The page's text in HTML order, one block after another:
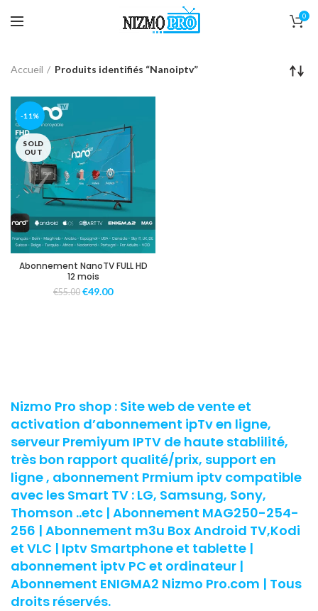
0
Accueil Produits identifiés “Nanoiptv”
-11%
SOLD
OUT
Abonnement NanoTV FULL HD
12 mois
€55.00 €49.00
Nizmo Pro shop : Site web de vente et
activation d’abonnement ipTv en ligne,
serveur Premiyum IPTV de haute stablilité,
très bon rapport qualité/prix, support en
ligne , abonnement Prmium iptv compatible
avec les Smart TV : LG, Samsung, Sony,
Thomson ..etc | Abonnement MAG250-254-
256 | Abonnement m3u Box Android TV,Kodi
et VLC | Iptv Smartphone et tablette |
abonnement iptv PC et ordinateur |
Abonnement ENIGMA2 Nizmo Pro.com | Tous
droits réservés.